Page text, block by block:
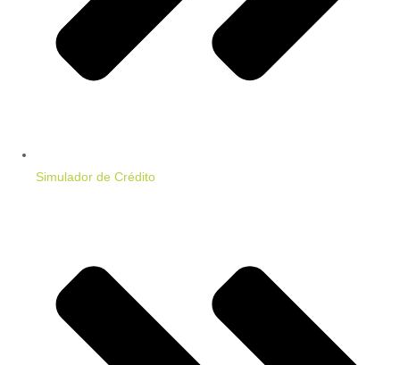
Simulador de Crédito